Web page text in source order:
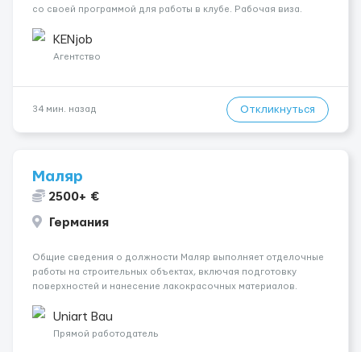
со своей программой для работы в клубе. Рабочая виза.
одного до трех месяцев. Мед. страховка. Высокая зарплат...
KENjob
Агентство
34 мин. назад Откликнуться
Маляр
2500+ €
Германия
Общие сведения о должности Маляр выполняет отделочные
работы на строительных объектах, включая подготовку
поверхностей и нанесение лакокрасочных материалов.
профессионалов на месте, приглашения делаем только для
профессионалов с доказательным портф...
Uniart Bau
Прямой работодатель